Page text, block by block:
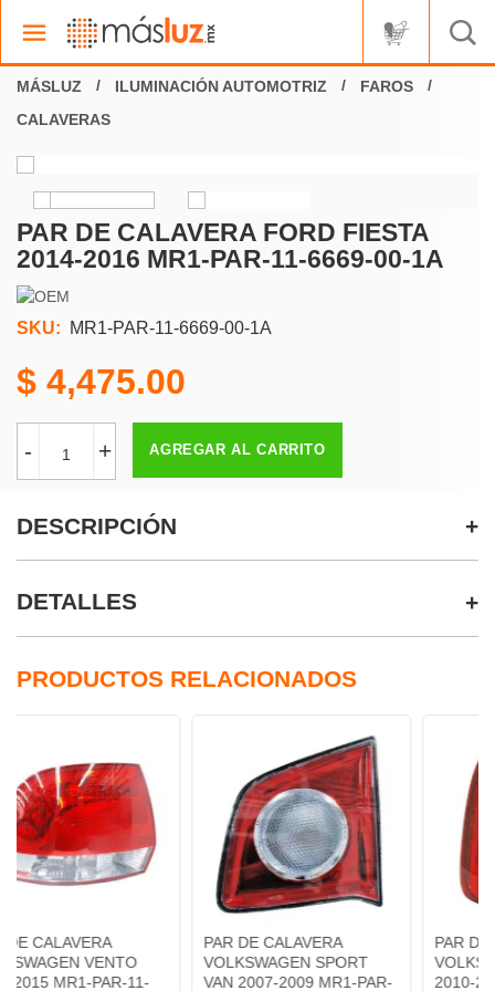
ILUMINACIÓN AUTOMOTRIZ
FAROS
CALAVERAS
PAR DE CALAVERA FORD FIESTA
2014-2016 MR1-PAR-11-6669-00-1A
SKU: MR1-PAR-11-6669-00-1A
4,475.00
- + AGREGAR AL CARRITO
DESCRIPCIÓN
DETALLES
PRODUCTOS RELACIONADOS
PAR-11-
PAR DE CALAVERA
VOLKSWAGEN SPORT
VAN 2007-2009 MR1-PAR-
PAR DE CALAVERA
VOLKSWAGEN
2010-2016 MR1-